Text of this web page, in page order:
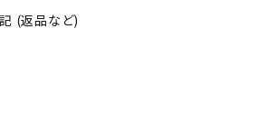
(返品など)